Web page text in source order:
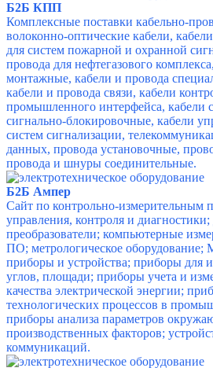
Б2Б КПП
Комплексные поставки кабельно-
волоконно-оптические кабели,
для систем пожарной и охранной
провода для нефтегазового
монтажные, кабели и провода
кабели и провода связи, кабели
промышленного интерфейса, кабели
сигнально-блокировочные, кабели
систем сигнализации,
данных, провода установочные,
провода и шнуры соединительные.
Б2Б Ампер
Сайт по контрольно-измерительным
управления, контроля и
преобразователи; компьютерные
ПО; метрологическое оборудование;
приборы и устройства; приборы для
углов, площади; приборы учета и
качества электрической энергии;
технологических процессов в
приборы анализа параметров
производственных факторов;
коммуникаций.